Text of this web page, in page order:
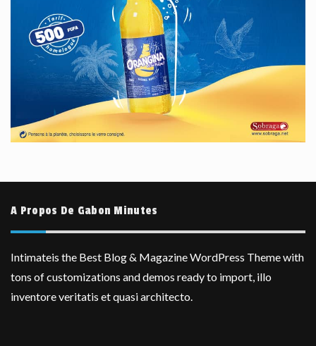
A Propos De Gabon Minutes
Intimateis the Best Blog & Magazine WordPress Theme with
tons of customizations and demos ready to import, illo
inventore veritatis et quasi architecto.